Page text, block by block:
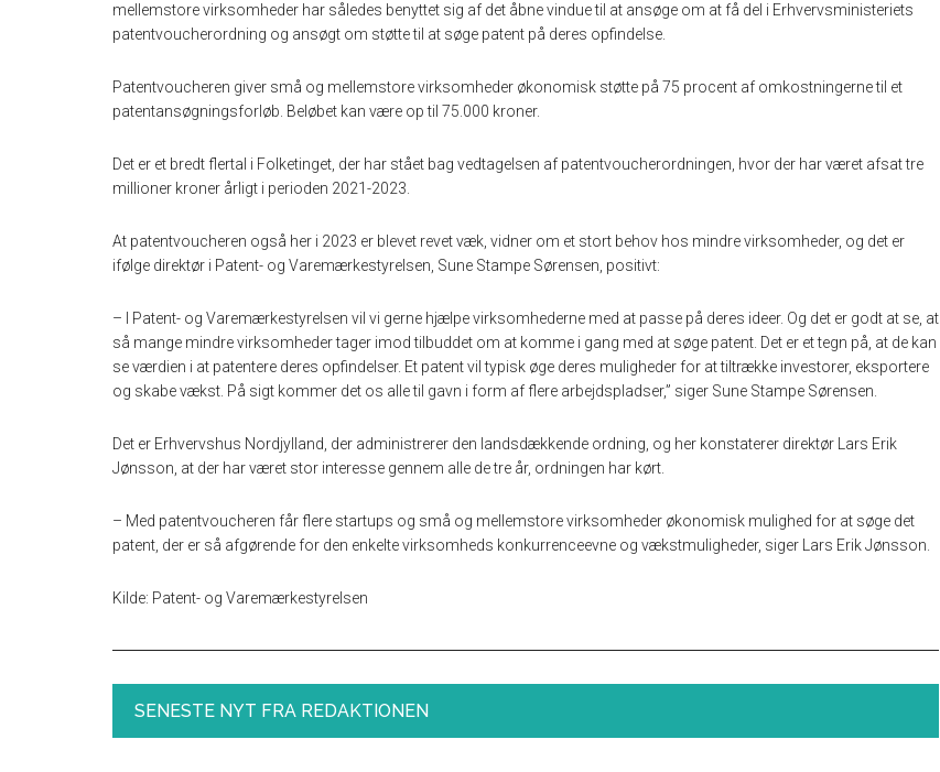
mellemstore virksomheder har således benyttet sig af det åbne vindue til at ansøge om at få del i Erhvervsministeriets
patentvoucherordning og ansøgt om støtte til at søge patent på deres opfindelse.
Patentvoucheren giver små og mellemstore virksomheder økonomisk støtte på 75 procent af omkostningerne til et
patentansøgningsforløb. Beløbet kan være op til 75.000 kroner.
Det er et bredt flertal i Folketinget, der har stået bag vedtagelsen af patentvoucherordningen, hvor der har været afsat tre
millioner kroner årligt i perioden 2021-2023.
At patentvoucheren også her i 2023 er blevet revet væk, vidner om et stort behov hos mindre virksomheder, og det er
ifølge direktør i Patent- og Varemærkestyrelsen, Sune Stampe Sørensen, positivt:
– I Patent- og Varemærkestyrelsen vil vi gerne hjælpe virksomhederne med at passe på deres ideer. Og det er godt at se, at
så mange mindre virksomheder tager imod tilbuddet om at komme i gang med at søge patent. Det er et tegn på, at de kan
se værdien i at patentere deres opfindelser. Et patent vil typisk øge deres muligheder for at tiltrække investorer, eksportere
og skabe vækst. På sigt kommer det os alle til gavn i form af flere arbejdspladser,” siger Sune Stampe Sørensen.
Det er Erhvervshus Nordjylland, der administrerer den landsdækkende ordning, og her konstaterer direktør Lars Erik
Jønsson, at der har været stor interesse gennem alle de tre år, ordningen har kørt.
– Med patentvoucheren får flere startups og små og mellemstore virksomheder økonomisk mulighed for at søge det
patent, der er så afgørende for den enkelte virksomheds konkurrenceevne og vækstmuligheder, siger Lars Erik Jønsson.
Kilde: Patent- og Varemærkestyrelsen
SENESTE NYT FRA REDAKTIONEN